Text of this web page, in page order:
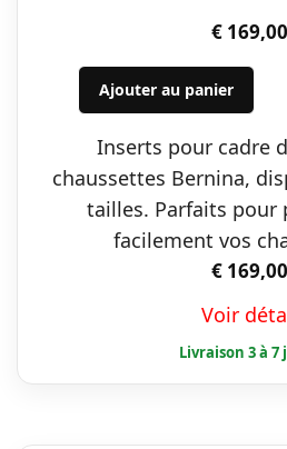
€169,00
Ajouter au panier
Inserts pour cadre
chaussettes Bernina,
tailles. Parfaits pour
facilement vos
€169,00
Voir